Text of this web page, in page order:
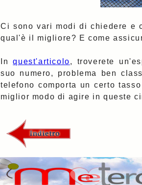
Ci sono vari modi di chiedere e
qual'è il migliore? E come
Inquest'articolo, troverete
suo numero, problema ben
telefono comporta un certo
miglior modo di agire in queste